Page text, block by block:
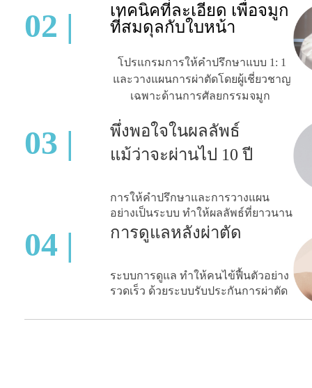
02 |
เทคนิคที่ละเอียด เพื่อจมูก
ที่สมดุลกับใบหน้า
โปรแกรมการให้คำปรึกษาแบบ 1: 1
และวางแผนการผ่าตัดโดยผู้เชี่ยวชาญ
เฉพาะด้านการศัลยกรรมจมูก
03 |
พึ่งพอใจในผลลัพธ์
แม้ว่าจะผ่านไป 10 ปี
การให้คำปรึกษาและการวางแผน
อย่างเป็นระบบ ทำให้ผลลัพธ์ที่ยาวนาน
04 | การดูแลหลังผ่าตัด
ระบบการดูแล ทำให้คนไข้ฟื้นตัวอย่าง
รวดเร็ว ด้วยระบบรับประกันการผ่าตัด